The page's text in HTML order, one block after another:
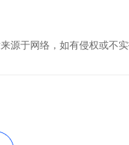
源于网络，如有侵权或不实